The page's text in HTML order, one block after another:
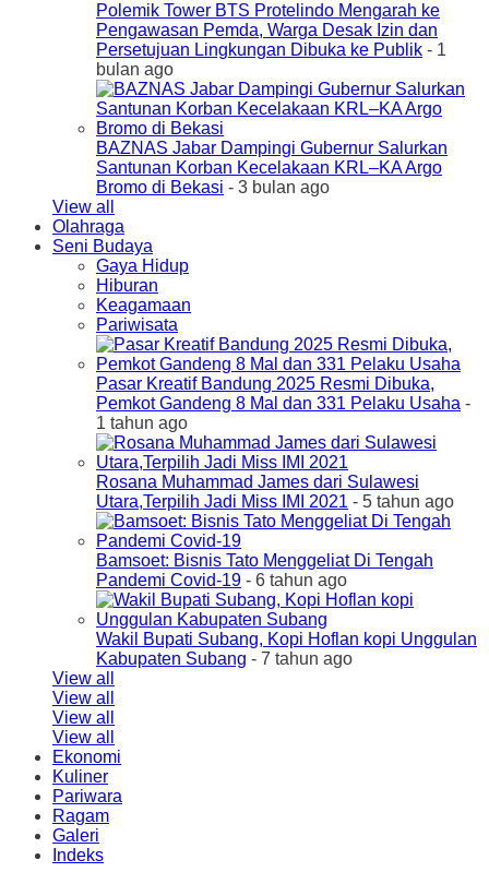
Polemik Tower BTS Protelindo Mengarah ke
Pengawasan Pemda, Warga Desak Izin dan
Persetujuan Lingkungan Dibuka ke Publik - 1
bulan ago
BAZNAS Jabar Dampingi Gubernur Salurkan
Santunan Korban Kecelakaan KRL–KA Argo
Bromo di Bekasi - 3 bulan ago
View all
Olahraga
Seni Budaya
Gaya Hidup
Hiburan
Keagamaan
Pariwisata
Pasar Kreatif Bandung 2025 Resmi Dibuka,
Pemkot Gandeng 8 Mal dan 331 Pelaku Usaha -
1 tahun ago
Rosana Muhammad James dari Sulawesi
Utara,Terpilih Jadi Miss IMI 2021 - 5 tahun ago
Bamsoet: Bisnis Tato Menggeliat Di Tengah
Pandemi Covid-19 - 6 tahun ago
Wakil Bupati Subang, Kopi Hoflan kopi Unggulan
Kabupaten Subang - 7 tahun ago
View all
View all
View all
View all
Ekonomi
Kuliner
Pariwara
Ragam
Galeri
Indeks